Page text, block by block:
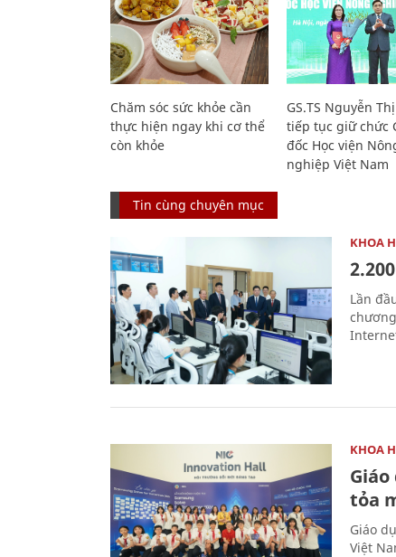
Chăm sóc sức khỏe cần
thực hiện ngay khi cơ thể
còn khỏe
GS.TS Nguyễn
tiếp tục giữ chức
đốc Học viện
nghiệp Việt Nam
Tin cùng chuyên mục
KHOA
Lần
KHOA
tỏa
Giáo
Việt